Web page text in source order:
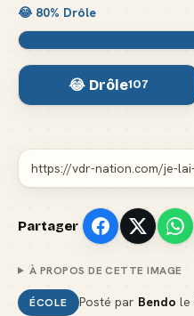
😂 80% Drôle
😂 Drôle107
Partager
À PROPOS DE CETTE IMAGE
ÉCOLE Posté par Bendo le